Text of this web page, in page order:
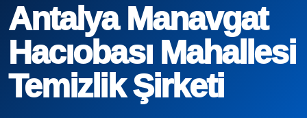
Antalya Manavgat
Hacıobası Mahallesi
Temizlik Şirketi